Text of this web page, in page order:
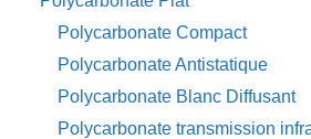
Polycarbonate Compact
Polycarbonate Antistatique
Polycarbonate Blanc Diffusant
Polycarbonate transmission